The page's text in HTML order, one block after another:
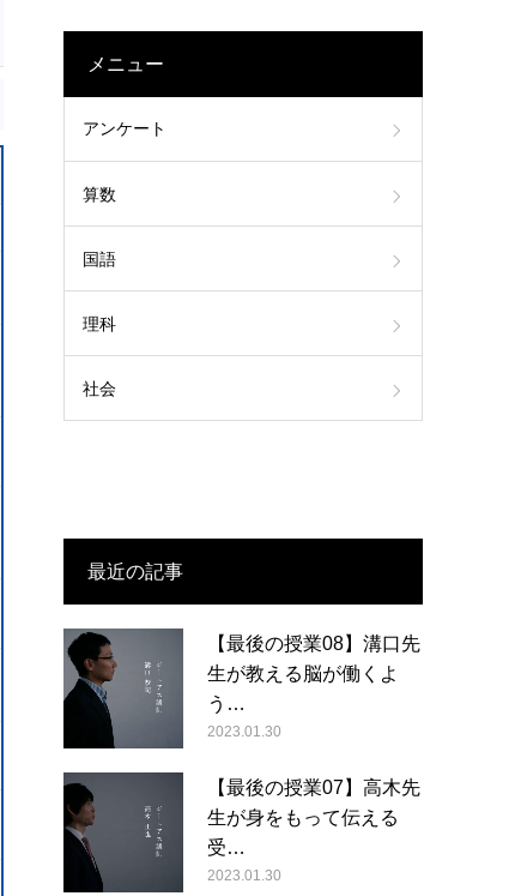
メニュー
アンケート
算数
国語
理科
社会
最近の記事
【最後の授業08】溝口先
生が教える脳が働くよ
う…
2023.01.30
【最後の授業07】高木先
生が身をもって伝える
受…
2023.01.30